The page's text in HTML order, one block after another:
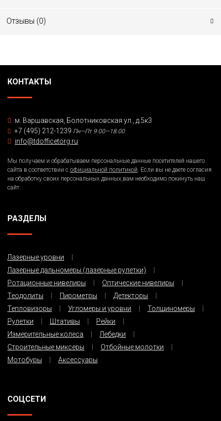
Отзывы (0)
КОНТАКТЫ
м. Варшавская, Болотниковская ул., д.5к3
+7 (495) 212-1239 Пн—Пт 9:00—18:00
info@tdofficetorg.ru
Мы получаем и обрабатываем персональные данные посетителей нашего
сайта в соответствии с официальной политикой. Если вы не даете согласия
на обработку своих персональных данных,вам необходимо покинуть наш
сайт.
РАЗДЕЛЫ
Лазерные уровни
Лазерные дальномеры (лазерные рулетки)
Ротационные нивелиры
Оптические нивелиры
Теодолиты
Пирометры
Детекторы
Тепловизоры
Угломеры и уровни
Толщиномеры
Рулетки
Штативы
Рейки
Измерительные колеса
Лебедки
Строительные миксеры
Отбойные молотки
Мотобуры
Аксессуары
СОЦСЕТИ